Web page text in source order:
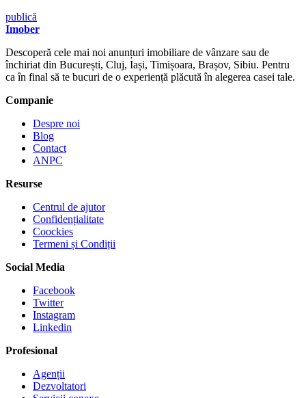
publică
Imober
Descoperă cele mai noi anunțuri imobiliare de vânzare sau de
închiriat din București, Cluj, Iași, Timișoara, Brașov, Sibiu. Pentru
ca în final să te bucuri de o experiență plăcută în alegerea casei tale.
Companie
Despre noi
Blog
Contact
ANPC
Resurse
Centrul de ajutor
Confidențialitate
Coockies
Termeni și Condiții
Social Media
Facebook
Twitter
Instagram
Linkedin
Profesional
Agenții
Dezvoltatori